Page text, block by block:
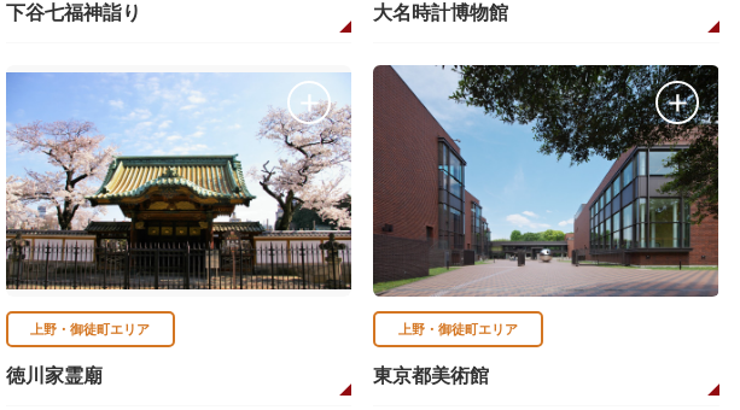
下谷七福神詣り 大名時計博物館
上野・御徒町エリア
徳川家霊廟
上野・御徒町エリア
東京都美術館